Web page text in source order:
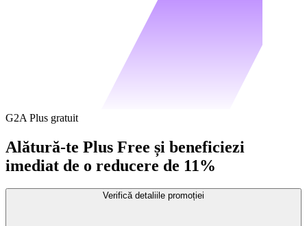
G2A Plus gratuit
Alătură-te Plus Free și beneficiezi
imediat de o reducere de 11%
Verifică detaliile promoției